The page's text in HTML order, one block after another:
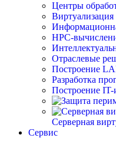
Центры
HPC-
Отраслевые
Построение
Разработка
Построение
Серверная
Сервис